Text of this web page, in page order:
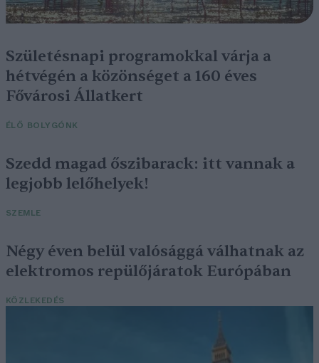
Születésnapi programokkal várja a
hétvégén a közönséget a 160 éves
Fővárosi Állatkert
ÉLŐ BOLYGÓNK
Szedd magad őszibarack: itt vannak a
legjobb lelőhelyek!
SZEMLE
Négy éven belül valósággá válhatnak az
elektromos repülőjáratok Európában
KÖZLEKEDÉS